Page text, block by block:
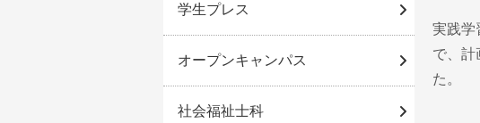
実践学
で、計
た。
学生プレス
オープンキャンパス
社会福祉士科